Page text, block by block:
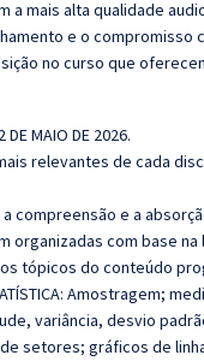
a mais alta qualidade
e o
no curso que
MAIO DE 2026.
relevantes de cada
compreensão e a
organizadas com base
tópicos do conteúdo
Amostragem;
variância, desvio
setores; gráficos de